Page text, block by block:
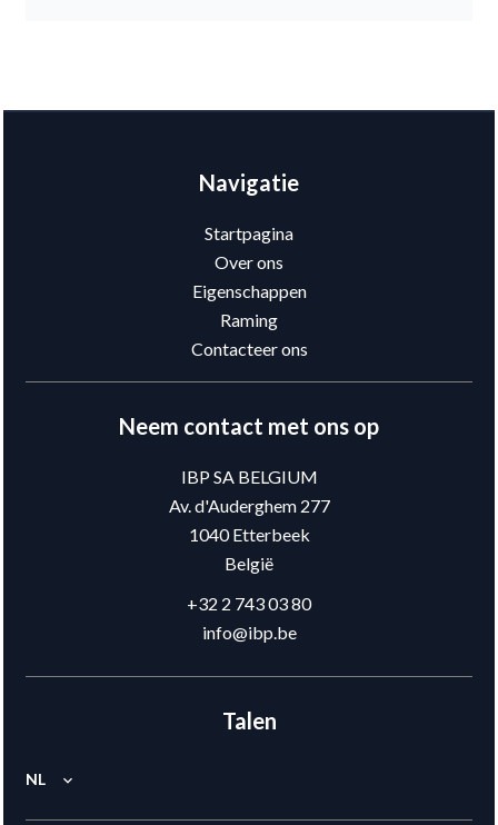
Navigatie
Startpagina
Over ons
Eigenschappen
Raming
Contacteer ons
Neem contact met ons op
IBP SA BELGIUM
Av. d'Auderghem 277
1040Etterbeek
België
+32 2 743 03 80
info@ibp.be
Talen
NL